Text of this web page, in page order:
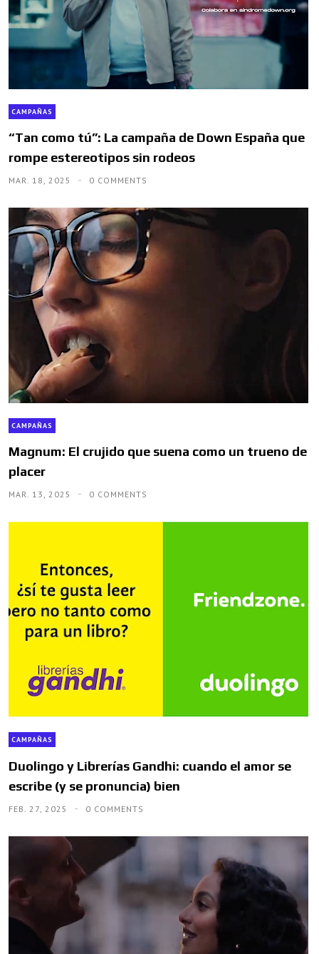
CAMPAÑAS
“Tan como tú”: La campaña de Down España que
rompe estereotipos sin rodeos
MAR. 18, 2025 0 COMMENTS
CAMPAÑAS
Magnum: El crujido que suena como un trueno de
placer
MAR. 13, 2025 0 COMMENTS
CAMPAÑAS
Duolingo y Librerías Gandhi: cuando el amor se
escribe (y se pronuncia) bien
FEB. 27, 2025 0 COMMENTS